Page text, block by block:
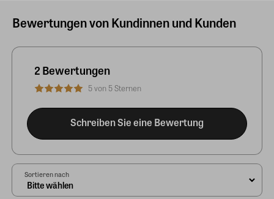
Bewertungen von Kundinnen und Kunden
2 Bewertungen
5 von 5 Sternen
Schreiben Sie eine Bewertung
Sortieren nach